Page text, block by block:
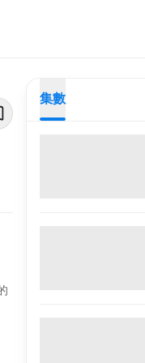
集數